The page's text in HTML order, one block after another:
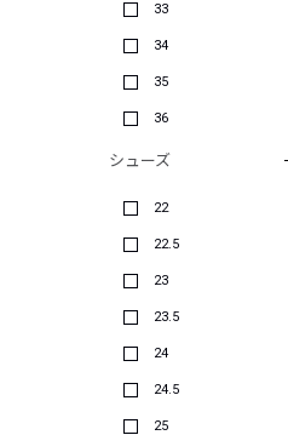
33
34
35
36
シューズ
22
22.5
23
23.5
24
24.5
25